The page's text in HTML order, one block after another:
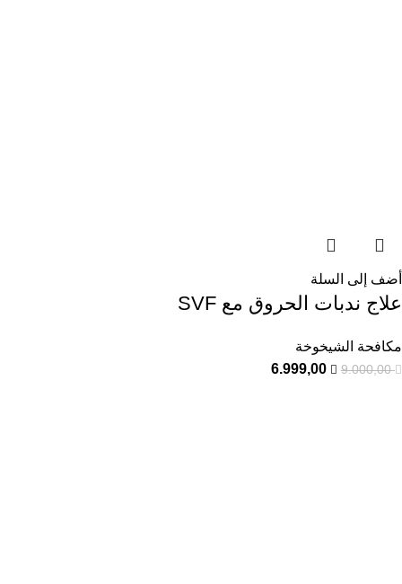
أضف إلى السلة
علاج ندبات الحروق مع SVF
مكافحة الشيخوخة
9.000,00
6.999,00